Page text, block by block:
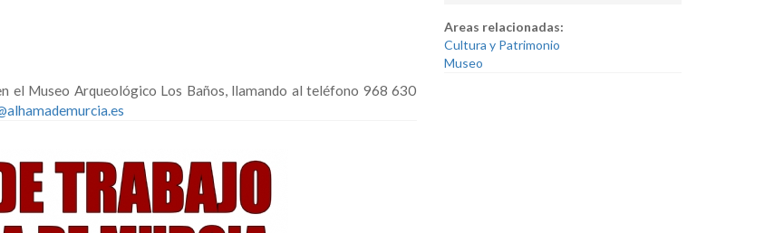
el Museo Arqueológico Los Baños, llamando al teléfono 968 630
Areas relacionadas:
Cultura y Patrimonio
Museo